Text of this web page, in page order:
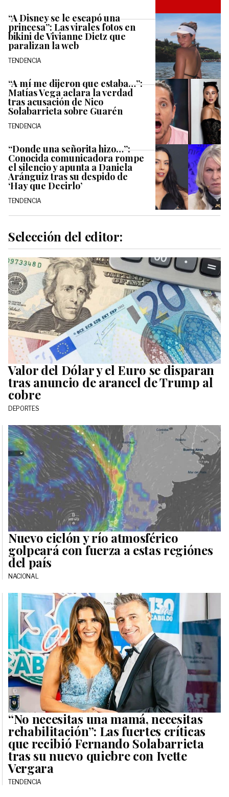
“A Disney se le escapó una
princesa”: Las virales fotos en
bikini de Vivianne Dietz que
paralizan la web
TENDENCIA
“A mí me dijeron que estaba…”:
Matías Vega aclara la verdad
tras acusación de Nico
Solabarrieta sobre Guarén
TENDENCIA
“Donde una señorita hizo…”:
Conocida comunicadora rompe
el silencio y apunta a Daniela
Aránguiz tras su despido de
‘Hay que Decirlo’
TENDENCIA
Selección del editor:
Valor del Dólar y el Euro se disparan
tras anuncio de arancel de Trump al
cobre
DEPORTES
Nuevo ciclón y río atmosférico
golpeará con fuerza a estas regiónes
del país
NACIONAL
“No necesitas una mamá, necesitas
rehabilitación”: Las fuertes críticas
que recibió Fernando Solabarrieta
tras su nuevo quiebre con Ivette
Vergara
TENDENCIA